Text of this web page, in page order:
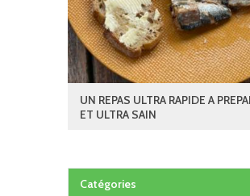
UN REPAS ULTRA RAPIDE A
ET ULTRA SAIN
Catégories